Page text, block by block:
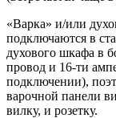
«Варка» и/или
подключаются в
духового шкафа в
провод и 16-ти
подключении),
варочной панели
вилку, и розетку.